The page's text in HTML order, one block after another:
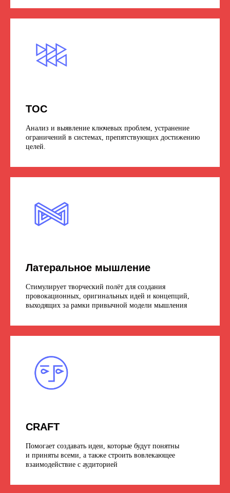
ТОС
Анализ и выявление ключевых проблем, устранение
ограничений в системах, препятствующих достижению
целей.
Латеральное мышление
Стимулирует творческий полёт для создания
провокационных, оригинальных идей и концепций,
выходящих за рамки привычной модели мышления
CRAFT
Помогает создавать идеи, которые будут понятны
и приняты всеми, а также строить вовлекающее
взаимодействие с аудиторией
Программа